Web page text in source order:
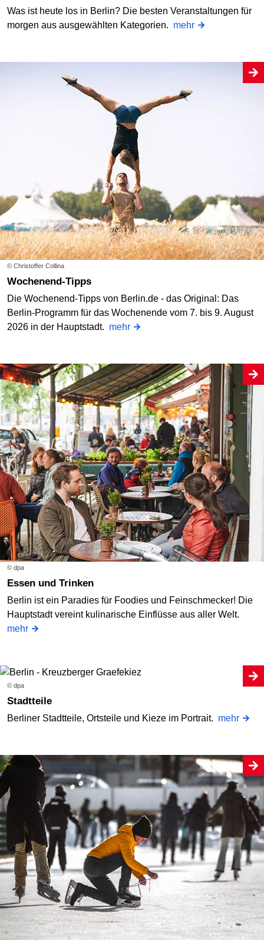
Was ist heute los in Berlin? Die besten Veranstaltungen für
morgen aus ausgewählten Kategorien. mehr
© Christoffer Collina
Wochenend-Tipps
Die Wochenend-Tipps von Berlin.de - das Original: Das
Berlin-Programm für das Wochenende vom 7. bis 9. August
2026 in der Hauptstadt. mehr
© dpa
Essen und Trinken
Berlin ist ein Paradies für Foodies und Feinschmecker! Die
Hauptstadt vereint kulinarische Einflüsse aus aller Welt.
mehr
© dpa
Stadtteile
Berliner Stadtteile, Ortsteile und Kieze im Portrait. mehr